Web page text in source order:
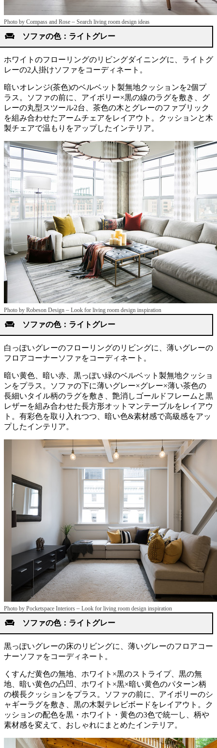
Photo by Compass and Rose – Search living room design ideas
ソファの色：ライトグレー
ホワイトのフローリングのリビングダイニングに、ライトグ
レーの2人掛けソファをコーディネート。
暗いオレンジ(茶色)のベルベット製無地クッションを2個プ
ラス。ソファの前に、アイボリー×黒の線のラグを敷き、グ
レーの丸型スツール2台、茶色の木とグレーのファブリック
を組み合わせたアームチェアをレイアウト。クッションと木
製チェアで温もりをアップしたインテリア。
Photo by Robeson Design – Look for living room design inspiration
ソファの色：ライトグレー
白っぽいグレーのフローリングのリビングに、薄いグレーの
フロアコーナーソファをコーディネート。
暗い黄色、暗い赤、黒っぽい緑のベルベット製無地クッショ
ンをプラス。ソファの下に薄いグレー×グレー×薄い茶色の
長細いタイル柄のラグを敷き、艶消しゴールドフレームと黒
レザーを組み合わせた長方形オットマンテーブルをレイアウ
ト。有彩色を取り入れつつ、暗い色&素材感で高級感をアッ
プしたインテリア。
Photo by Pocketspace Interiors – Look for living room design inspiration
ソファの色：ライトグレー
黒っぽいグレーの床のリビングに、薄いグレーのフロアコー
ナーソファをコーディネート。
くすんだ黄色の無地、ホワイト×黒のストライプ、黒の無
地、暗い黄色の凸凹、ホワイト×黒×暗い黄色のパターン柄
の横長クッションをプラス。ソファの前に、アイボリーのシ
ャギーラグを敷き、黒の木製テレビボードをレイアウト。ク
ッションの配色を黒・ホワイト・黄色の3色で統一し、柄や
素材感を変えて、おしゃれにまとめたインテリア。